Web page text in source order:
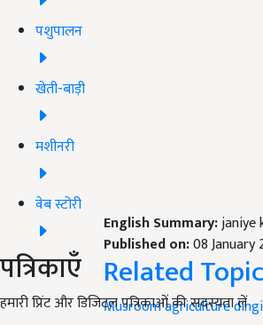
पशुपालन
खेती-बाड़ी
मशीनरी
वेब स्टोरी
पत्रिकाएँ
हमारी प्रिंट और डिजिटल पत्रिकाओं की सदस्यता लें
English Summary:janiye
Published on:08 January
Related
Musroomagriculture